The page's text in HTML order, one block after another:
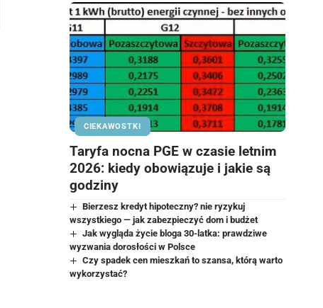
CIEKAWOSTKI
Taryfa nocna PGE w czasie letnim
2026: kiedy obowiązuje i jakie są
godziny
Bierzesz kredyt hipoteczny? nie ryzykuj
wszystkiego — jak zabezpieczyć dom i budżet
Jak wygląda życie bloga 30-latka: prawdziwe
wyzwania dorosłości w Polsce
Czy spadek cen mieszkań to szansa, którą warto
wykorzystać?